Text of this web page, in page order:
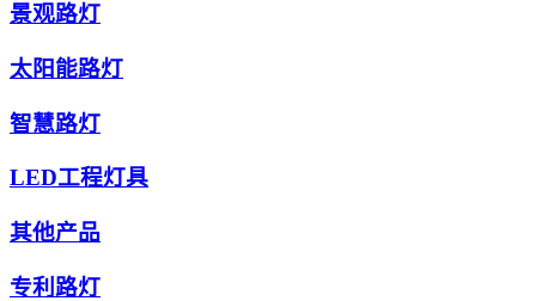
景观路灯
太阳能路灯
智慧路灯
LED工程灯具
其他产品
专利路灯